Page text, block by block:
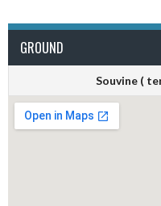
GROUND
Souvine (